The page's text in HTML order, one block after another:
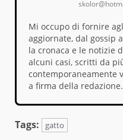
Mi occupo di fornire
aggiornate, dal gossip
la cronaca e le notizie
alcuni casi, scritti da
contemporaneamente
a firma della redazione.
Tags: gatto